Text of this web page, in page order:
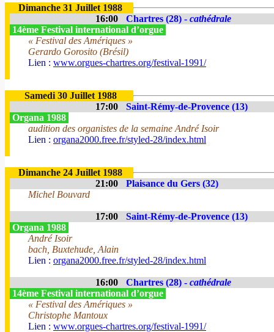
Dimanche 31 Juillet 1988
16:00
Chartres (28) - cathédrale
14ème Festival international d’orgue
« Festival des Amériques »
Gerardo Gorosito (Brésil)
Lien : www.orgues-chartres.org/festival-1991/
Samedi 30 Juillet 1988
17:00
Saint-Rémy-de-Provence (13)
Organa 1988
audition des organistes de la semaine André Isoir
Lien : organa2000.free.fr/styled-28/index.html
Dimanche 24 Juillet 1988
21:00
Plaisance du Gers (32)
Michel Bouvard
17:00
Saint-Rémy-de-Provence (13)
Organa 1988
André Isoir
bach, Buxtehude, Alain
Lien : organa2000.free.fr/styled-28/index.html
16:00 Chartres (28) - cathédrale
14ème Festival international d’orgue
« Festival des Amériques »
Christophe Mantoux
Lien : www.orgues-chartres.org/festival-1991/